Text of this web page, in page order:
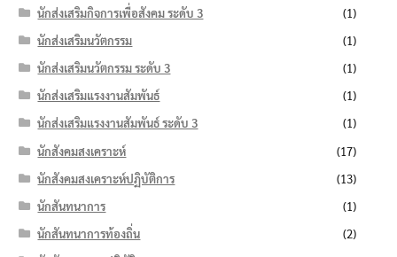
นักส่งเสริมกิจการเพื่อสังคม ระดับ 3
(1)
นักส่งเสริมนวัตกรรม
(1)
นักส่งเสริมนวัตกรรม ระดับ 3
(1)
นักส่งเสริมแรงงานสัมพันธ์
(1)
นักส่งเสริมแรงงานสัมพันธ์ ระดับ 3
(1)
นักสังคมสงเคราะห์
(17)
นักสังคมสงเคราะห์ปฏิบัติการ
(13)
นักสันทนาการ
(1)
นักสันทนาการท้องถิ่น
(2)